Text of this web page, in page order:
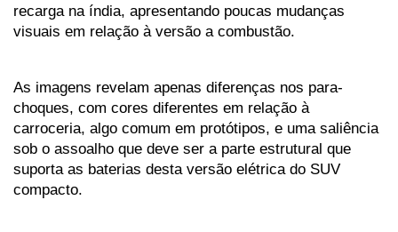
recarga na índia, apresentando poucas mudanças
visuais em relação à versão a combustão.
As imagens revelam apenas diferenças nos para-
choques, com cores diferentes em relação à
carroceria, algo comum em protótipos, e uma saliência
sob o assoalho que deve ser a parte estrutural que
suporta as baterias desta versão elétrica do SUV
compacto.